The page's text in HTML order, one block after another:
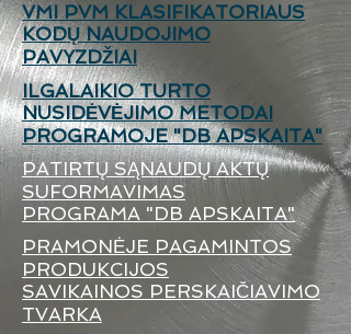
VMI PVM KLASIFIKATORIAUS
KODŲ NAUDOJIMO
PAVYZDŽIAI
ILGALAIKIO TURTO
NUSIDĖVĖJIMO METODAI
PROGRAMOJE "DB APSKAITA"
PATIRTŲ SĄNAUDŲ AKTŲ
SUFORMAVIMAS
PROGRAMA "DB APSKAITA"
PRAMONĖJE PAGAMINTOS
PRODUKCIJOS
SAVIKAINOS PERSKAIČIAVIMO
TVARKA